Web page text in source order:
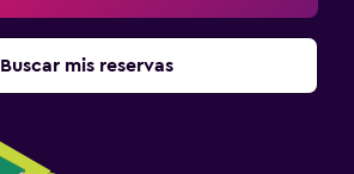
Buscar mis reservas